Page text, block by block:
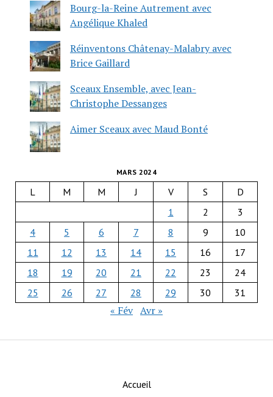
Bourg-la-Reine Autrement avec
Angélique Khaled
Réinventons Châtenay-Malabry avec
Brice Gaillard
Sceaux Ensemble, avec Jean-
Christophe Dessanges
Aimer Sceaux avec Maud Bonté
MARS 2024
L M M J V S
D
1
2
3
4
5 6 7 8 9
10
11
12 13 14 15 16
17
18
19 20 21 22 23
24
25
26 27 28 29 30 31
« Fév Avr »
Accueil